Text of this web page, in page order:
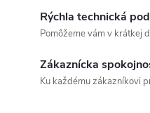
Rýchla technická
Pomôžeme vám v krátkej
Zákaznícka
Ku každému zákazníkovi